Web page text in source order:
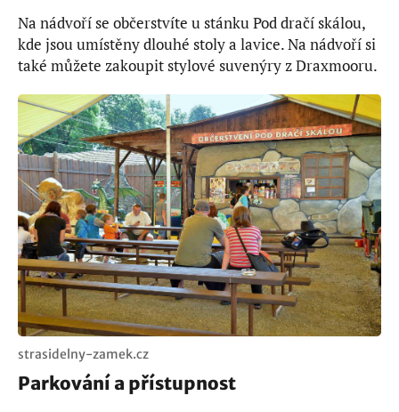
Na nádvoří se občerstvíte u stánku Pod dračí skálou,
kde jsou umístěny dlouhé stoly a lavice. Na nádvoří si
také můžete zakoupit stylové suvenýry z Draxmooru.
strasidelny-zamek.cz
Parkování a přístupnost